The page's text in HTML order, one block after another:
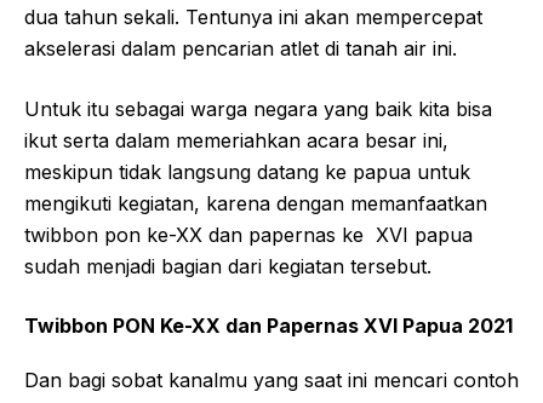
dua tahun sekali. Tentunya ini akan mempercepat
akselerasi dalam pencarian atlet di tanah air ini.
Untuk itu sebagai warga negara yang baik kita bisa
ikut serta dalam memeriahkan acara besar ini,
meskipun tidak langsung datang ke papua untuk
mengikuti kegiatan, karena dengan memanfaatkan
twibbon pon ke-XX dan papernas ke XVI papua
sudah menjadi bagian dari kegiatan tersebut.
Twibbon PON Ke-XX dan Papernas XVI Papua 2021
Dan bagi sobat kanalmu yang saat ini mencari contoh